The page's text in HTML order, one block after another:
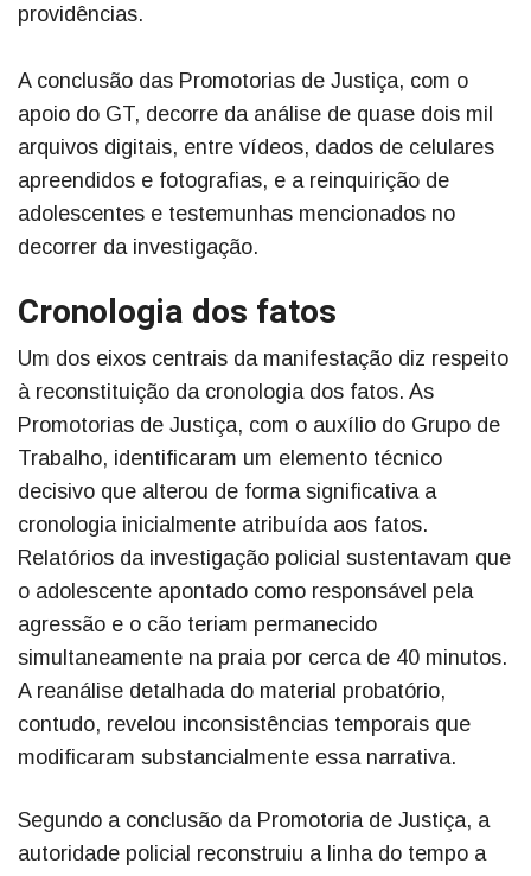
providências.
A conclusão das Promotorias de Justiça, com o
apoio do GT, decorre da análise de quase dois mil
arquivos digitais, entre vídeos, dados de celulares
apreendidos e fotografias, e a reinquirição de
adolescentes e testemunhas mencionados no
decorrer da investigação.
Cronologia dos fatos
Um dos eixos centrais da manifestação diz respeito
à reconstituição da cronologia dos fatos. As
Promotorias de Justiça, com o auxílio do Grupo de
Trabalho, identificaram um elemento técnico
decisivo que alterou de forma significativa a
cronologia inicialmente atribuída aos fatos.
Relatórios da investigação policial sustentavam que
o adolescente apontado como responsável pela
agressão e o cão teriam permanecido
simultaneamente na praia por cerca de 40 minutos.
A reanálise detalhada do material probatório,
contudo, revelou inconsistências temporais que
modificaram substancialmente essa narrativa.
Segundo a conclusão da Promotoria de Justiça, a
autoridade policial reconstruiu a linha do tempo a